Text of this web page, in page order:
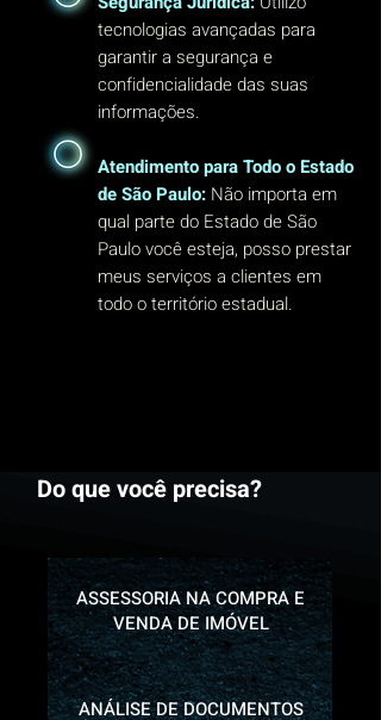
tecnologias avançadas para
garantir a segurança e
confidencialidade das suas
informações.
Atendimento para Todo o Estado
de São Paulo: Não importa em
qual parte do Estado de São
Paulo você esteja, posso prestar
meus serviços a clientes em
todo o território estadual.
Do que você precisa?
ASSESSORIA NA COMPRA E
VENDA DE IMÓVEL
ANÁLISE DE DOCUMENTOS